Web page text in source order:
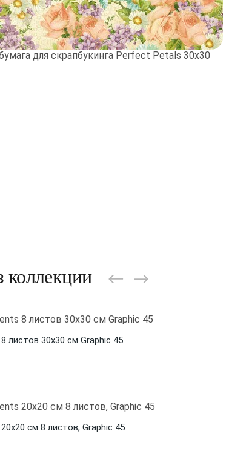
коллекции
листов 30х30 см Graphic 45
см 8 листов, Graphic 45